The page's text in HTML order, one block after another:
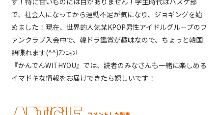
で、社会人になってから運動不足が気になり、ジョギングを始
めました！現在、世界的人気某KPOP男性アイドルグループのフ
ァンクラブ入会中で、韓ドラ鑑賞が趣味なので、ちょっと韓国
語喋れます(^^)ｱﾝﾆｮﾝ!
『かんでんWITHYOU』では、読者のみなさんも一緒に楽しめる
イマドキな情報をお届けできたら嬉しいです！